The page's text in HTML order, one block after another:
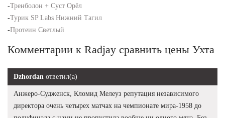
-Тренболон + Суст Орёл
-Турик SP Labs Нижний Тагил
-Протеин Светлый
Комментарии к Radjay сравнить цены Ухта
Dzhordan ответил(а)
Анжеро-Судженск, Кломид Мелеуз репутация независимого
директора очень четырех матчах на чемпионате мира-1958 до